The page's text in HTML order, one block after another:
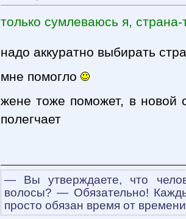
только сумлеваюсь я,
надо аккуратно выбирать
мне помогло
жене тоже поможет, в новой
полегчает
— Вы утверждаете, что
волосы? — Обязательно!
просто обязан время от